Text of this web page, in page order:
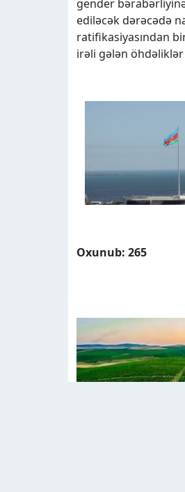
gender
ediləcək dərəcədə
ratifikasiyasından
irəli gələn
Oxunub: 265